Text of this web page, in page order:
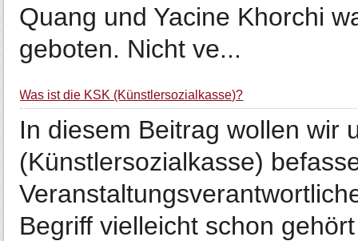
Quang und Yacine Khorchi
geboten. Nicht ve...
Was ist die KSK (Künstlersozialkasse)?
In diesem Beitrag wollen wir
(Künstlersozialkasse)
Begriff vielleicht schon